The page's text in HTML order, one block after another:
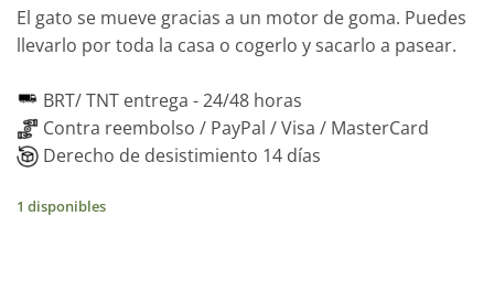
El gato se mueve gracias a un motor de goma. Puedes
llevarlo por toda la casa o cogerlo y sacarlo a pasear.
BRT/ TNT entrega -24/48 horas
Contra reembolso / PayPal / Visa / MasterCard
Derecho de desistimiento 14 días
1 disponibles